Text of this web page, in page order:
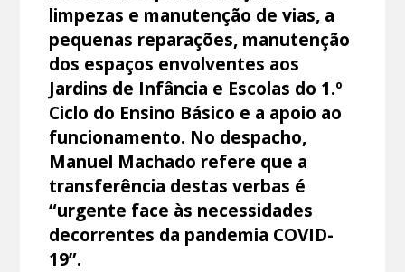
limpezas e manutenção de vias, a
pequenas reparações, manutenção
dos espaços envolventes aos
Jardins de Infância e Escolas do 1.º
Ciclo do Ensino Básico e a apoio ao
funcionamento. No despacho,
Manuel Machado refere que a
transferência destas verbas é
“urgente face às necessidades
decorrentes da pandemia COVID-
19”.